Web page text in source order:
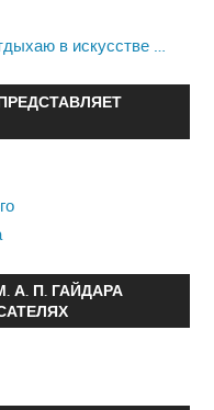
в искусстве …
П. ГАЙДАРА